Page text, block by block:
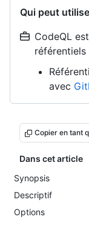
Qui peut
CodeQL
référentiels
avec
Copier en tant
Dans cet article
Synopsis
Descriptif
Options